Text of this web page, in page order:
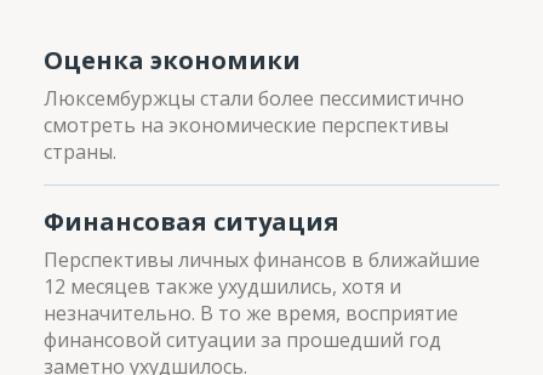
Оценка экономики
Люксембуржцы стали более пессимистично
смотреть на экономические перспективы
страны.
Финансовая ситуация
Перспективы личных финансов в ближайшие
12 месяцев также ухудшились, хотя и
незначительно. В то же время, восприятие
финансовой ситуации за прошедший год
заметно ухудшилось.